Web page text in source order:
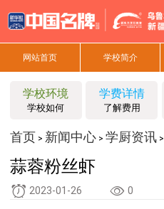
网站首页 学校简介
学校环境
学校如何
学费详情
了解费用
首页 > 新闻中心> 学厨资讯>
蒜蓉粉丝虾
2023-01-26 0